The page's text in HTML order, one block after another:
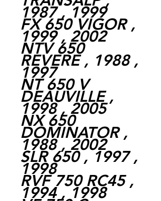
1987 , 1999
FX 650 VIGOR ,
1999 , 2002
NTV 650
REVERE , 1988 ,
1997
NT 650 V
DEAUVILLE ,
1998 , 2005
NX 650
DOMINATOR ,
1988 , 2002
SLR 650 , 1997 ,
1998
RVF 750 RC45 ,
1994 , 1998